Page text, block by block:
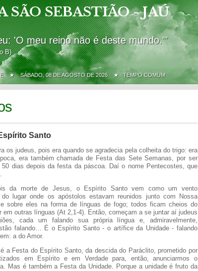
SÃO SEBASTIÃO - JAÚ
'O meu reino não é deste mundo.'"
B)
SITE ★SÁBADO, 08 DE AGOSTO DE 2026 ★ TEMPO COMUM
Santo
os judeus, pois era quando se agradecia pela colheita do trigo: era
era também chamada de Festa das Sete Semanas, por ser
dias depois da festa da páscoa. Daí o nome Pentecostes, que
da morte de Jesus, o Espírito Santo vem como um vento
lugar onde os apóstolos estavam reunidos junto com Nossa
sobre eles na forma de línguas de fogo; todos ficam cheios do
em outras línguas (At 2,1-4). Então, começam a se juntar aí judeus
cada um falando sua própria língua e, admiravelmente,
falando… É o Espírito Santo - o artífice da Unidade - falando
a do Amor.
a Festa do Espírito Santo, da descida do Paráclito, prometido por
em Espírito e em Verdade para, então, anunciarmos o
Mas é também a Festa da Unidade. Porque a unidade é fruto da